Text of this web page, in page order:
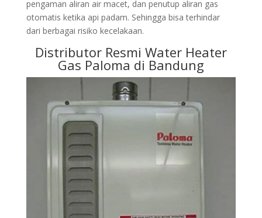
pengaman aliran air macet, dan penutup aliran gas
otomatis ketika api padam. Sehingga bisa terhindar
dari berbagai risiko kecelakaan.
Distributor Resmi Water Heater
Gas Paloma di Bandung